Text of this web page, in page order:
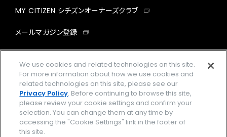
MY CITIZEN シチズンオーナーズクラブ
メールマガジン登録
GLOBAL
facebookinstagramtwitter
企業情報 ご利用規約
We use cookies and related technologies on this site.
For more information about how we use cookies and
related technologies on this site, please see our
Privacy Policy. Before continuing to browse this site,
please review your cookie settings and confirm your
selection. You can change them at any time by
accessing the "Cookie Settings" link in the footer of
this site.